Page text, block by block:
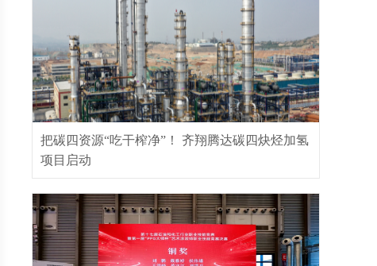
把碳四资源“吃干榨净”！ 齐翔腾达碳四炔烃加氢
项目启动